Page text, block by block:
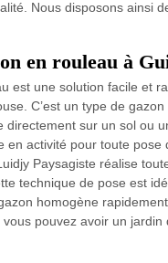
Nous disposons ainsi
en rouleau à
est une solution facile et
C’est un type de
directement sur un sol ou
en activité pour toute pose
Paysagiste réalise
technique de pose est
homogène
pouvez avoir un jardin